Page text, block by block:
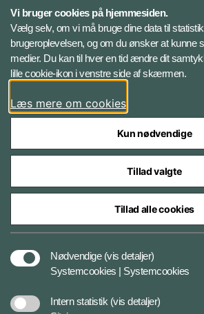
Følg Veterancentret
Facebook
Styrelser og myndigheder under
Vi bruger cookies på hjemmesiden.
Vælg selv, om vi må bruge dine data til
brugeroplevelsen, og om du ønsker at kunne
medier. Du kan til hver en tid ændre dit
lille cookie-ikon i venstre side af skærmen.
Læs mere om cookies
Kun nødvendige
Tillad valgte
Tillad alle cookies
Nødvendige (vis detaljer)
Systemcookies | Systemcookies
Intern statistik (vis detaljer)